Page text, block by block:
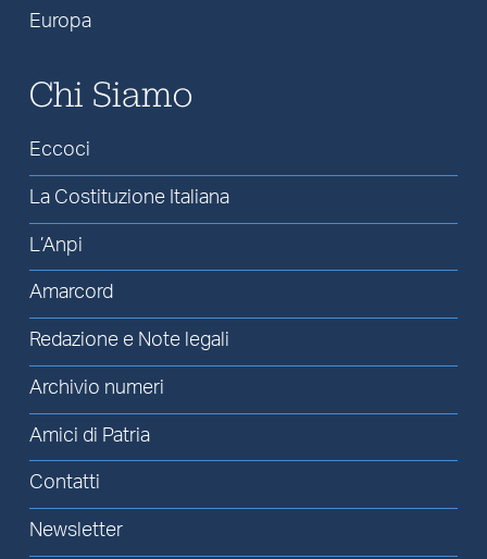
Europa
Chi Siamo
Eccoci
La Costituzione Italiana
L’Anpi
Amarcord
Redazione e Note legali
Archivio numeri
Amici di Patria
Contatti
Newsletter